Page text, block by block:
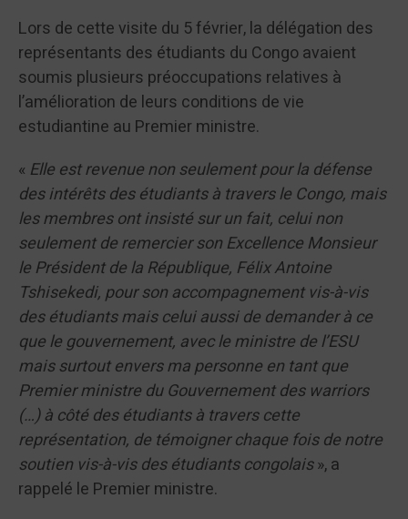
Lors de cette visite du 5 février, la délégation des
représentants des étudiants du Congo avaient
soumis plusieurs préoccupations relatives à
l’amélioration de leurs conditions de vie
estudiantine au Premier ministre.
« Elle est revenue non seulement pour la défense
des intérêts des étudiants à travers le Congo, mais
les membres ont insisté sur un fait, celui non
seulement de remercier son Excellence Monsieur
le Président de la République, Félix Antoine
Tshisekedi, pour son accompagnement vis-à-vis
des étudiants mais celui aussi de demander à ce
que le gouvernement, avec le ministre de l’ESU
mais surtout envers ma personne en tant que
Premier ministre du Gouvernement des warriors
(…) à côté des étudiants à travers cette
représentation, de témoigner chaque fois de notre
soutien vis-à-vis des étudiants congolais», a
rappelé le Premier ministre.